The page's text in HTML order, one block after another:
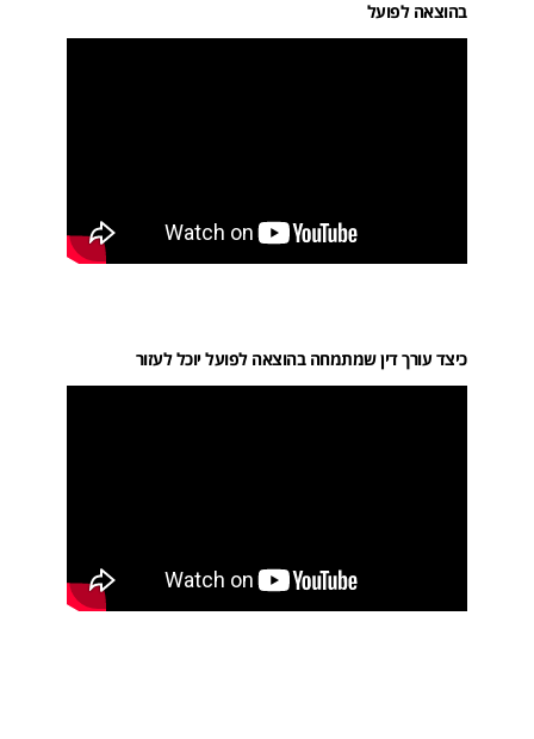
בהוצאה לפועל
כיצד עורך דין שמתמחה בהוצאה לפועל יוכל לעזור